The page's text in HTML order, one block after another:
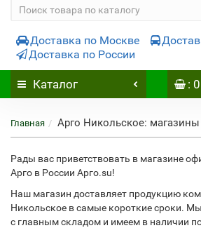
Доставка по Москве
Доставка по России
Каталог : 0
Главная Арго Никольское:
Рады вас приветствовать в магазине
Арго в России Арго.su!
Наш магазин доставляет продукцию
Никольское в самые короткие сроки.
с главным складом и имеем в наличии